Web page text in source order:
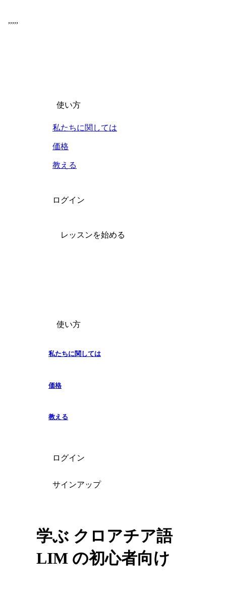
,,,,,
使い方
私たちに関しては
価格
教える
ログイン
レッスンを始める
使い方
私たちに関しては
価格
教える
ログイン
サインアップ
学ぶ クロアチア語
LIM の初心者向け